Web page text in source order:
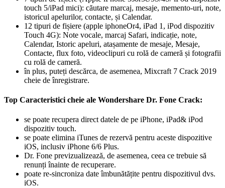
touch 5/iPad mici): căutare marcaj, mesaje, memento-uri, note,
istoricul apelurilor, contacte, și Calendar.
12 tipuri de fișiere (apple iphoneOr4, iPad 1, iPod dispozitiv
Touch 4G): Note vocale, marcaj Safari, indicație, note,
Calendar, Istoric apeluri, atașamente de mesaje, Mesaje,
Contacte, flux foto, videoclipuri cu rolă de cameră și fotografii
cu rolă de cameră.
în plus, puteți descărca, de asemenea, Mixcraft 7 Crack 2019
cheie de înregistrare.
Top Caracteristici cheie ale Wondershare Dr. Fone Crack:
se poate recupera direct datele de pe iPhone, iPad& iPod
dispozitiv touch.
se poate elimina iTunes de rezervă pentru aceste dispozitive
iOS, inclusiv iPhone 6/6 Plus.
Dr. Fone previzualizează, de asemenea, ceea ce trebuie să
renunți înainte de recuperare.
poate re-sincroniza date îmbunătățite pentru dispozitivul dvs.
iOS.